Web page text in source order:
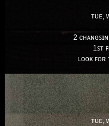
ᴛᴜᴇ,
2
1ꜱᴛ
ʟᴏᴏᴋ ꜰᴏʀ
ᴛᴜᴇ,